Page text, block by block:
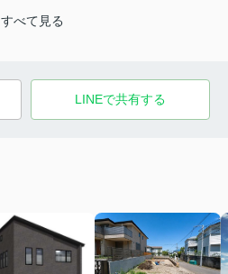
すべて見る
LINEで共有する